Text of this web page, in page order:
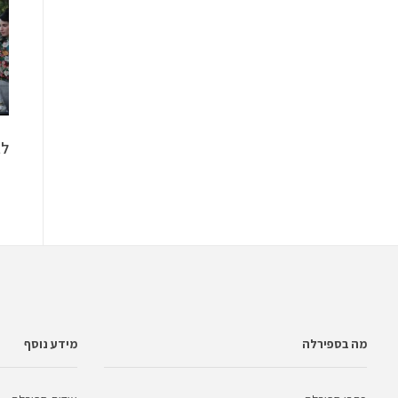
מידע נוסף מה בספירלה